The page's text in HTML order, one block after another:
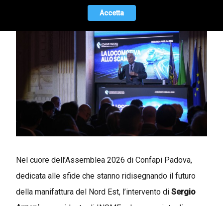
Nel cuore dell’Assemblea 2026 di Confapi Padova,
dedicata alle sfide che stanno ridisegnando il futuro
della manifattura del Nord Est, l’intervento di Sergio
Accetta